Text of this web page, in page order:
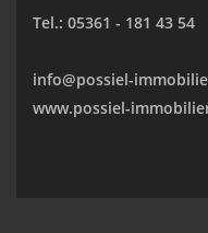
Tel.: 05361 - 181 43 54
info@possiel-
www.possiel-